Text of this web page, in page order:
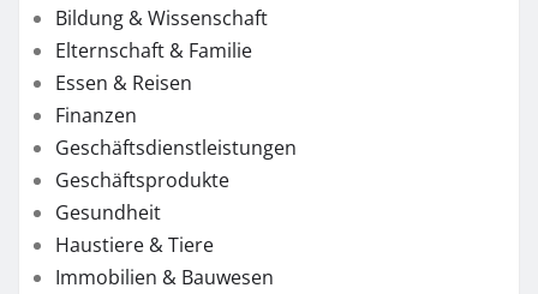
Bildung & Wissenschaft
Elternschaft & Familie
Essen & Reisen
Finanzen
Geschäftsdienstleistungen
Geschäftsprodukte
Gesundheit
Haustiere & Tiere
Immobilien & Bauwesen